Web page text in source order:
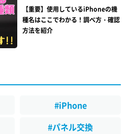
【重要】使用しているiPhoneの機
種名はここでわかる！調べ方・確認
方法を紹介
#iPhone
#パネル交換